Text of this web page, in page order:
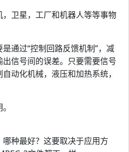
卫星，工厂和机器人等等事物
通过“控制回路反馈机制”，减
信号间的误差。只要需要信号
动化机械，液压和加热系统，
种最好？这要取决于应用方